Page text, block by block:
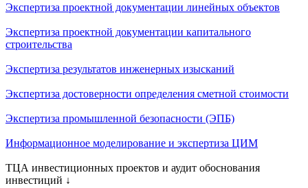
Экспертиза проектной документации линейных объектов
Экспертиза проектной документации капитального
строительства
Экспертиза результатов инженерных изысканий
Экспертиза достоверности определения сметной стоимости
Экспертиза промышленной безопасности (ЭПБ)
Информационное моделирование и экспертиза ЦИМ
ТЦА инвестиционных проектов и аудит обоснования
инвестиций ↓